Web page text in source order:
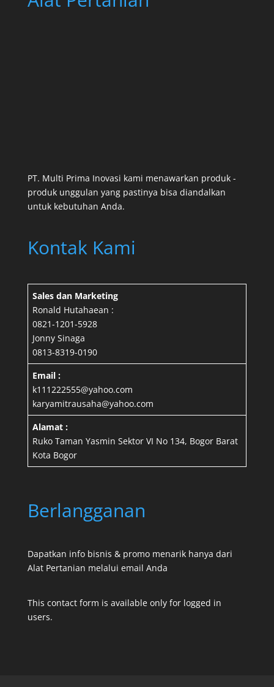
PT. Multi Prima Inovasi kami menawarkan produk -
produk unggulan yang pastinya bisa diandalkan
untuk kebutuhan Anda.
Kontak Kami
Sales dan Marketing
Ronald Hutahaean :
0821-1201-5928
Jonny Sinaga
0813-8319-0190
Email :
k111222555@yahoo.com
karyamitrausaha@yahoo.com
Alamat :
Ruko Taman Yasmin Sektor VI No 134, Bogor Barat
Kota Bogor
Berlangganan
Dapatkan info bisnis & promo menarik hanya dari
Alat Pertanian melalui email Anda
This contact form is available only for logged in
users.